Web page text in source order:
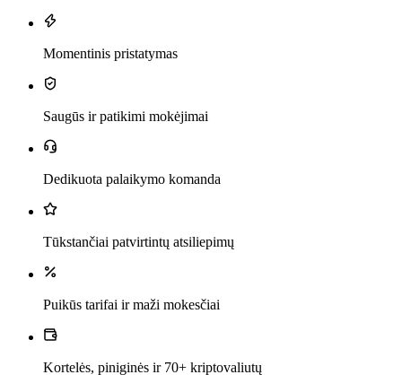
Momentinis pristatymas
Saugūs ir patikimi mokėjimai
Dedikuota palaikymo komanda
Tūkstančiai patvirtintų atsiliepimų
Puikūs tarifai ir maži mokesčiai
Kortelės, piniginės ir 70+ kriptovaliutų